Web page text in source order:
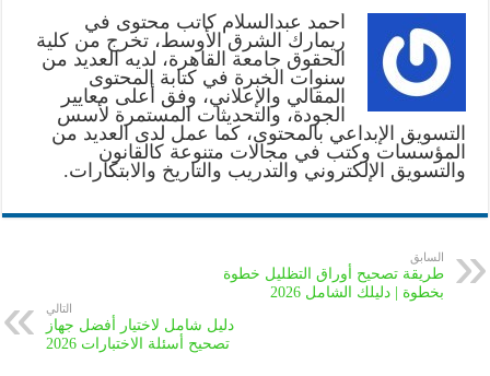
أحمد عبدالسلام كاتب محتوى في
ريمارك الشرق الأوسط، تخرج من كلية
الحقوق جامعة القاهرة، لديه العديد من
سنوات الخبرة في كتابة المحتوى
المقالي والإعلاني، وفق أعلى معايير
الجودة، والتحديثات المستمرة لأسس
التسويق الإبداعي بالمحتوى، كما عمل لدى العديد من
المؤسسات وكتب في مجالات متنوعة كالقانون
والتسويق الإلكتروني والتدريب والتاريخ والابتكارات.
السابق
طريقة تصحيح أوراق التظليل خطوة
بخطوة | دليلك الشامل 2026
التالي
دليل شامل لاختيار أفضل جهاز
تصحيح أسئلة الاختبارات 2026